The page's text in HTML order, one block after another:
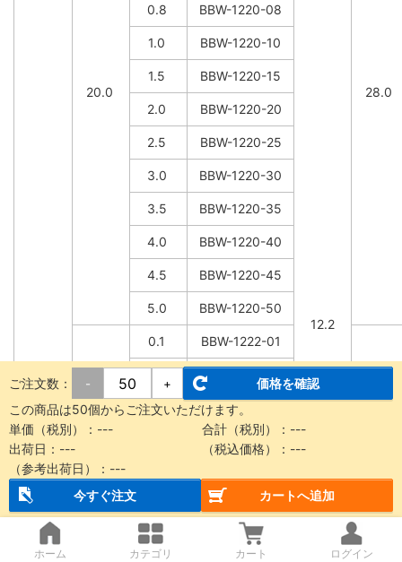
12.2
20.0
12.2
28.0
0.8 BBW-1220-08
1.0 BBW-1220-10
1.5 BBW-1220-15
2.0 BBW-1220-20
2.5 BBW-1220-25
3.0 BBW-1220-30
3.5 BBW-1220-35
4.0 BBW-1220-40
4.5 BBW-1220-45
5.0 BBW-1220-50
0.1 BBW-1222-01
30.0
BBW-1222-02
0.3 BBW-1222-03
BBW-1222-05
BBW-1222-10
1.5 BBW-1222-15
ご注文数： - +
価格を確認
この商品は50個からご注文いただけます。
単価（税別）： --- 合計（税別）： ---
出荷日： --- （税込価格）： ---
（参考出荷日）： ---
今すぐ注文
カートへ追加
ホーム カテゴリ カート ログイン